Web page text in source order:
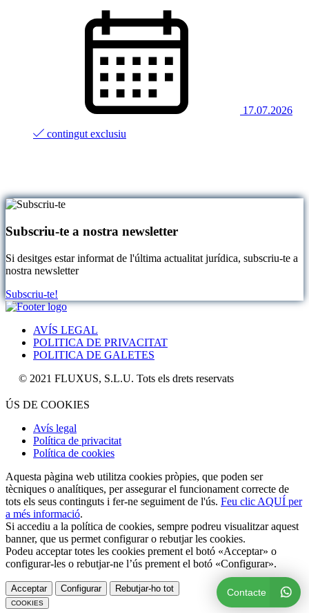
17.07.2026
contingut exclusiu
Subscriu-te a nostra newsletter
Si desitges estar informat de l'última actualitat jurídica, subscriu-te a
nostra newsletter
Subscriu-te!
AVÍS LEGAL
POLITICA DE PRIVACITAT
POLITICA DE GALETES
2021 FLUXUS, S.L.U. Tots els drets reservats
ÚS DE COOKIES
Avís legal
Política de privacitat
Política de cookies
Aquesta pàgina web utilitza cookies pròpies, que poden ser
tècniques o analítiques, per assegurar el funcionament correcte de
tots els seus continguts i fer-ne seguiment de l'ús. Feu clic AQUÍ per
a més informació.
Si accediu a la política de cookies, sempre podreu visualitzar aquest
banner, que us permet configurar o rebutjar les cookies.
Podeu acceptar totes les cookies prement el botó «Acceptar» o
configurar-les o rebutjar-ne l’ús prement el botó «Configurar».
Acceptar Configurar Rebutjar-ho tot
COOKIES
Contacte